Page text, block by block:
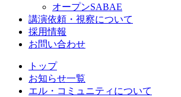
オープンSABAE
講演依頼・視察について
採用情報
お問い合わせ
トップ
お知らせ一覧
エル・コミュニティについて